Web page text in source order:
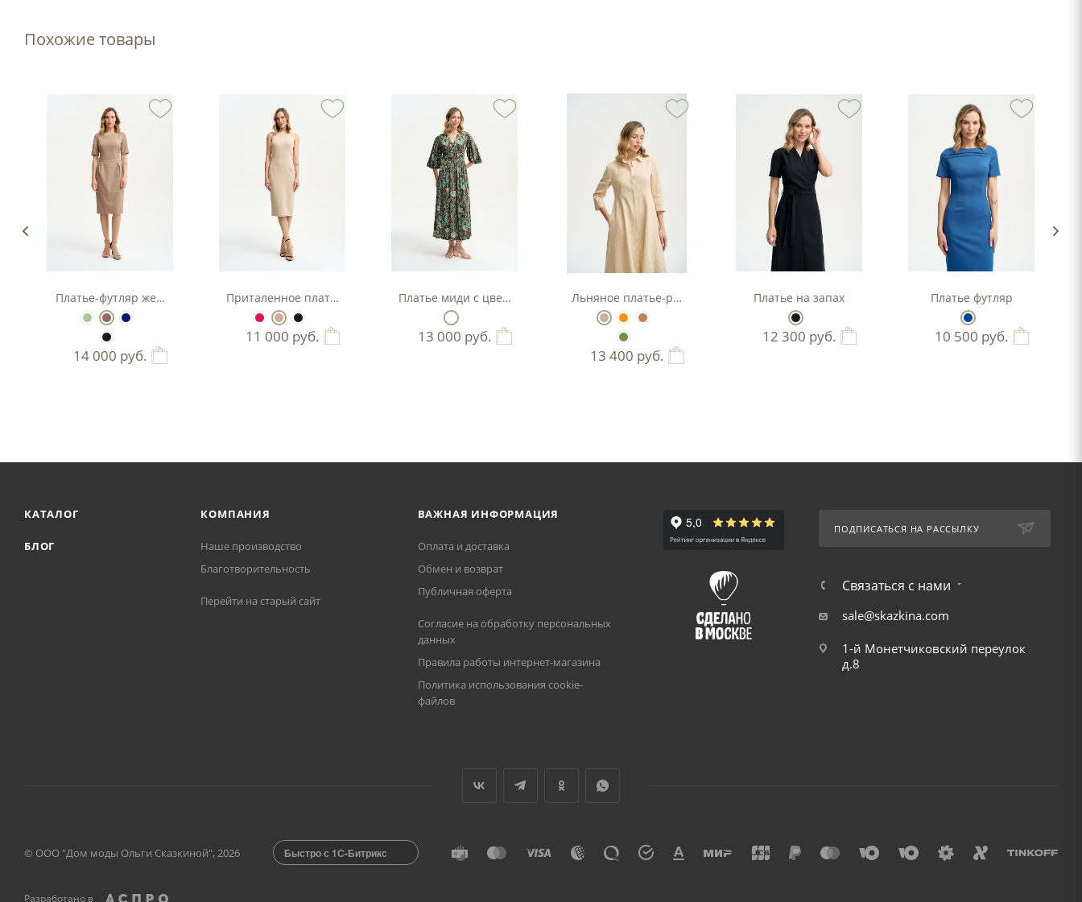
Похожие товары
Платье-футляр женское
14 000 руб.
Приталенное платье-футляр
11 000 руб.
Платье миди с цветочным принтом
13 000 руб.
Льняное платье-рубашка А-силуэта
13 400 руб.
Платье на запах
12 300 руб.
Платье футляр
10 500 руб.
КАТАЛОГ
БЛОГ
КОМПАНИЯ
Наше производство
Благотворительность
Перейти на старый сайт
ВАЖНАЯ ИНФОРМАЦИЯ
Оплата и доставка
Обмен и возврат
Публичная оферта
Согласие на обработку персональных
данных
Правила работы интернет-магазина
Политика использования cookie-
файлов
ПОДПИСАТЬСЯ НА РАССЫЛКУ
Связаться с нами
sale@skazkina.com
1-й Монетчиковский переулок
д.8
© ООО "Дом моды Ольги Сказкиной", 2026 Быстро с 1С-Битрикс
Разработано в